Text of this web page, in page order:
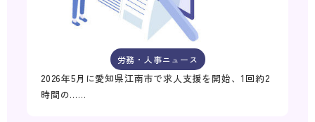
労務・人事ニュース
2026年5月に愛知県江南市で求人支援を開始、1回約2
時間の……